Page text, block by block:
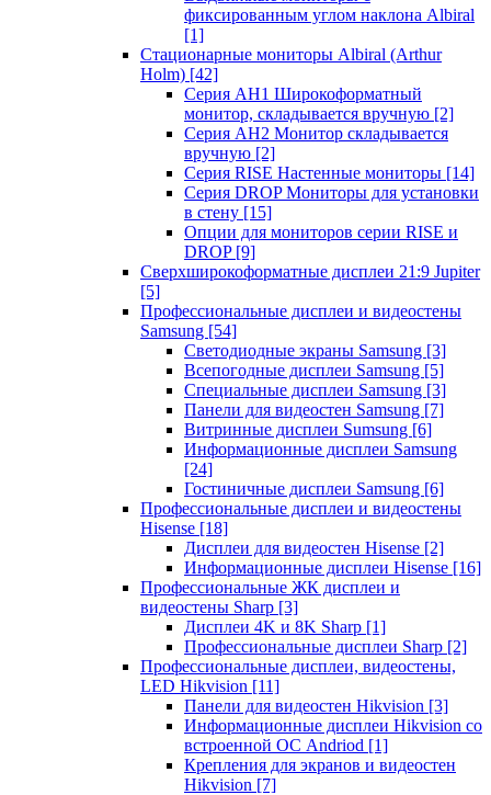
фиксированным углом наклона Albiral
[1]
Стационарные мониторы Albiral (Arthur
Holm) [42]
Серия AH1 Широкоформатный
монитор, складывается вручную [2]
Серия AH2 Монитор складывается
вручную [2]
Серия RISE Настенные мониторы [14]
Серия DROP Мониторы для установки
в стену [15]
Опции для мониторов серии RISE и
DROP [9]
Сверхширокоформатные дисплеи 21:9 Jupiter
[5]
Профессиональные дисплеи и видеостены
Samsung [54]
Светодиодные экраны Samsung [3]
Всепогодные дисплеи Samsung [5]
Специальные дисплеи Samsung [3]
Панели для видеостен Samsung [7]
Витринные дисплеи Sumsung [6]
Информационные дисплеи Samsung
[24]
Гостиничные дисплеи Samsung [6]
Профессиональные дисплеи и видеостены
Hisense [18]
Дисплеи для видеостен Hisense [2]
Информационные дисплеи Hisense [16]
Профессиональные ЖК дисплеи и
видеостены Sharp [3]
Дисплеи 4K и 8K Sharp [1]
Профессиональные дисплеи Sharp [2]
Профессиональные дисплеи, видеостены,
LED Hikvision [11]
Панели для видеостен Hikvision [3]
Информационные дисплеи Hikvision со
встроенной ОС Andriod [1]
Крепления для экранов и видеостен
Hikvision [7]